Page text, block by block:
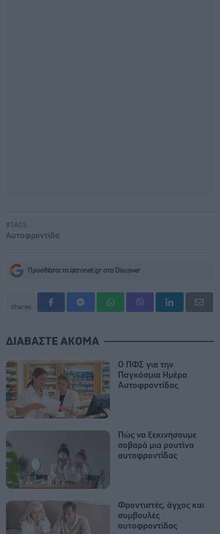
#TAGS
Αυτοφροντίδα
Προσθέστε το iatronet.gr στο Discover
shares
ΔΙΑΒΑΣΤΕ ΑΚΟΜΑ
Ο ΠΦΣ για την
Παγκόσμια Ημέρα
Αυτοφροντίδας
Πώς να ξεκινήσουμε
σοβαρά μια ρουτίνα
αυτοφροντίδας
Φροντιστές, άγχος και
συμβουλές
αυτοφροντίδας